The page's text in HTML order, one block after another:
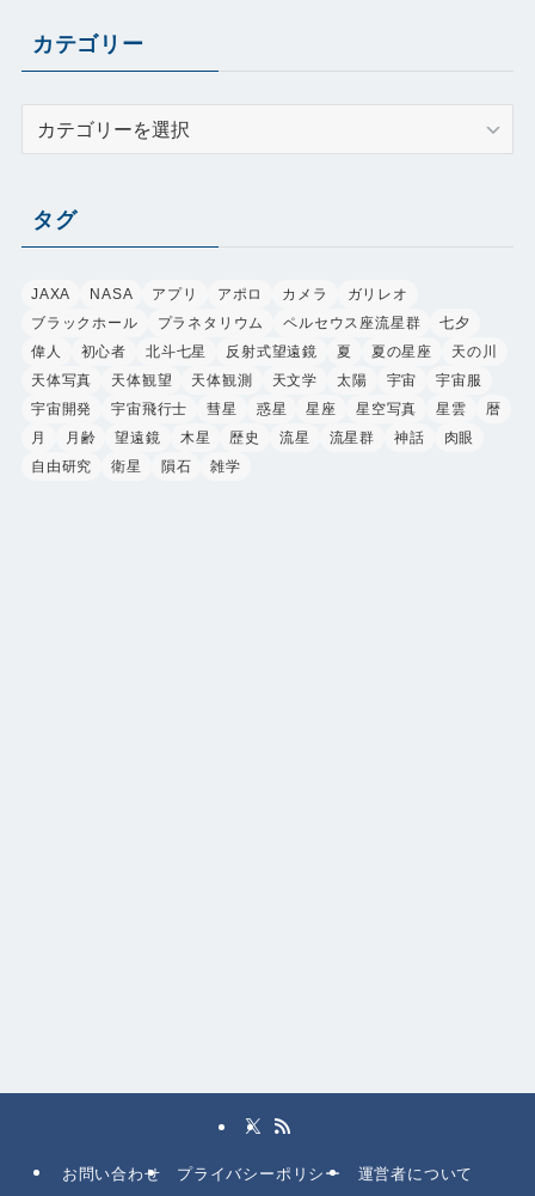
カテゴリー
ー
タグ
JAXA NASA アプリ アポロ カメラ
ガリレオ
ブラックホール
プラネタリウム ペルセウス座流星群
七夕
偉人
初心者 北斗七星 反射式望遠鏡 夏 夏の星座
天の川
天体写真
天体観望 天体観測 天文学 太陽 宇宙
宇宙服
宇宙開発
宇宙飛行士 彗星 惑星 星座 星空写真 星雲
暦
月
月齢 望遠鏡 木星 歴史 流星 流星群 神話
肉眼
自由研究
衛星 隕石 雑学
お問い合わせ プライバシーポリシー 運営者について